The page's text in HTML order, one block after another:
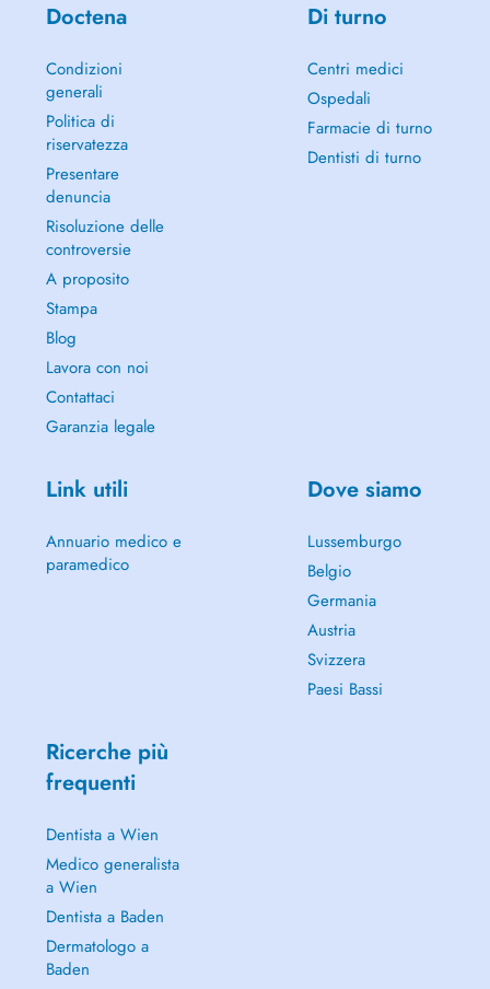
Doctena
Condizioni
generali
Politica di
riservatezza
Presentare
denuncia
Risoluzione delle
controversie
A proposito
Stampa
Blog
Lavora con noi
Contattaci
Garanzia legale
Di turno
Centri medici
Ospedali
Farmacie di turno
Dentisti di turno
Link utili
Annuario medico e
paramedico
Dove siamo
Lussemburgo
Belgio
Germania
Austria
Svizzera
Paesi Bassi
Ricerche più
frequenti
Dentista a Wien
Medico generalista
a Wien
Dentista a Baden
Dermatologo a
Baden